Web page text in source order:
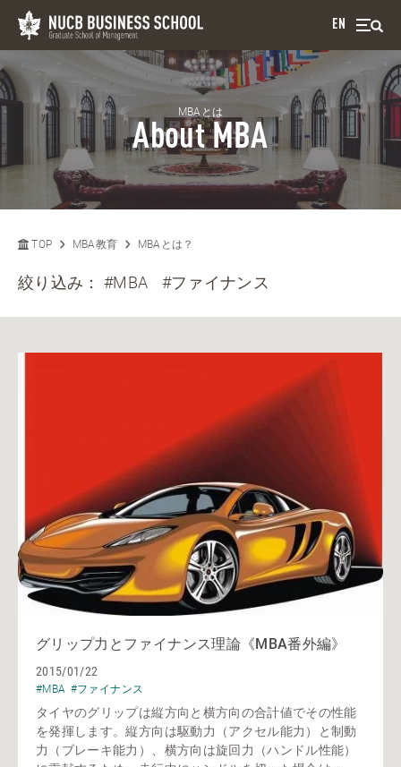
EN
MBAとは
About MBA
TOP MBA教育 MBAとは？
絞り込み：#MBA #ファイナンス
グリップ力とファイナンス理論《MBA番外編》
2015/01/22
#MBA #ファイナンス
タイヤのグリップは縦方向と横方向の合計値でその性能
を発揮します。縦方向は駆動力（アクセル能力）と制動
力（ブレーキ能力）、横方向は旋回力（ハンドル性能）